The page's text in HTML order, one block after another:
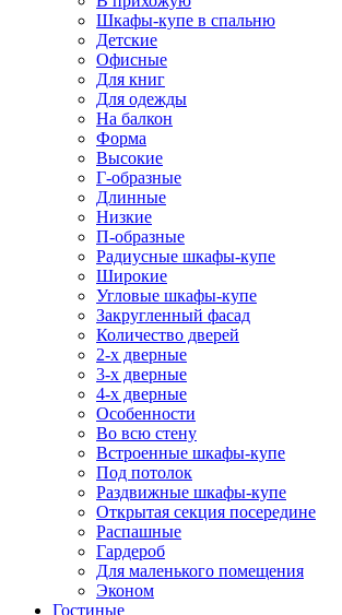
Шкафы-купе в спальню
Детские
Офисные
Для книг
Для одежды
На балкон
Форма
Высокие
Г-образные
Длинные
Низкие
П-образные
Радиусные шкафы-купе
Широкие
Угловые шкафы-купе
Закругленный фасад
Количество дверей
2-х дверные
3-х дверные
4-х дверные
Особенности
Во всю стену
Встроенные шкафы-купе
Под потолок
Раздвижные шкафы-купе
Открытая секция посередине
Распашные
Гардероб
Для маленького помещения
Эконом
Гостиные